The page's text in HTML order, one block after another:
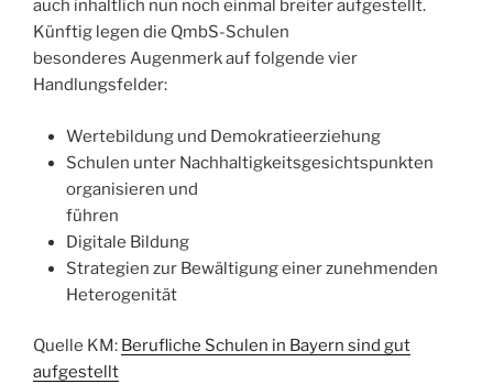
auch inhaltlich nun noch einmal breiter aufgestellt.
Künftig legen die QmbS-Schulen
besonderes Augenmerk auf folgende vier
Handlungsfelder:
Wertebildung und Demokratieerziehung
Schulen unter Nachhaltigkeitsgesichtspunkten
organisieren und
führen
Digitale Bildung
Strategien zur Bewältigung einer zunehmenden
Heterogenität
Quelle KM: Berufliche Schulen in Bayern sind gut
aufgestellt